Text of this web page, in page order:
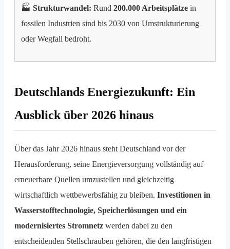
🏭 Strukturwandel: Rund 200.000 Arbeitsplätze in
fossilen Industrien sind bis 2030 von Umstrukturierung
oder Wegfall bedroht.
Deutschlands Energiezukunft: Ein
Ausblick über 2026 hinaus
Über das Jahr 2026 hinaus steht Deutschland vor der
Herausforderung, seine Energieversorgung vollständig auf
erneuerbare Quellen umzustellen und gleichzeitig
wirtschaftlich wettbewerbsfähig zu bleiben. Investitionen in
Wasserstofftechnologie, Speicherlösungen und ein
modernisiertes Stromnetz werden dabei zu den
entscheidenden Stellschrauben gehören, die den langfristigen